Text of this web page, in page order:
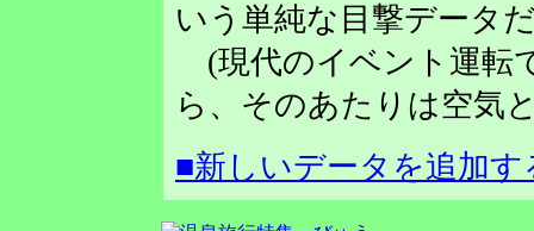
いう単純な目撃データ
(現代のイベント運転
ら、そのあたりは空気
■新しいデータを追加す